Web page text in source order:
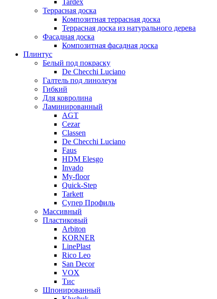
Террасная доска
Композитная террасная доска
Террасная доска из натурального дерева
Фасадная доска
Композитная фасадная доска
Плинтус
Белый под покраску
De Checchi Luciano
Галтель под линолеум
Гибкий
Для ковролина
Ламинированный
AGT
Cezar
Classen
De Checchi Luciano
Faus
HDM Elesgo
Invado
My-floor
Quick-Step
Tarkett
Супер Профиль
Массивный
Пластиковый
Arbiton
KORNER
LinePlast
Rico Leo
San Decor
VOX
Тис
Шпонированный